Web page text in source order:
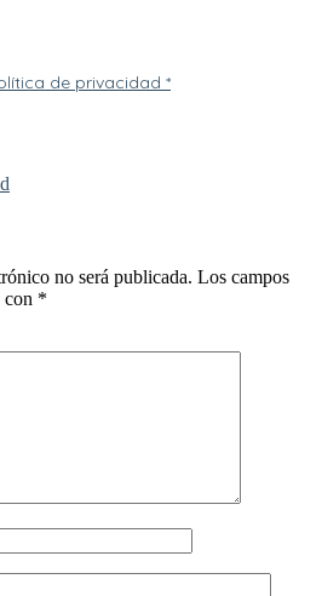
de privacidad *
no será publicada. Los campos
con *